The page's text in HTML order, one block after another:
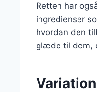
Retten har
ingredienser
hvordan den
glæde til dem,